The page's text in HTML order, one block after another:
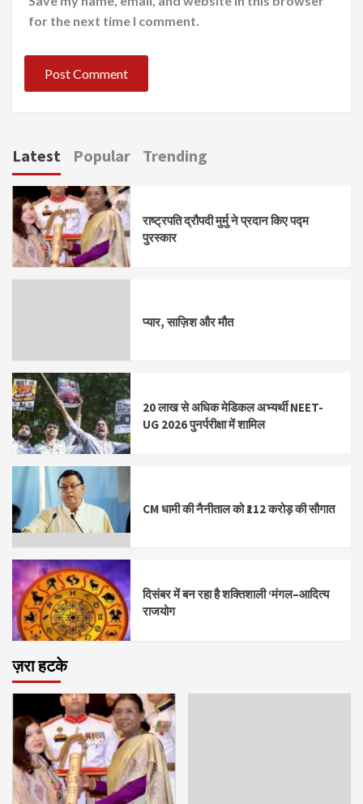
for the next time I comment.
Latest Popular Trending
राष्ट्रपति द्रौपदी मुर्मु ने प्रदान किए पद्म
पुरस्कार
प्यार, साज़िश और मौत
20 लाख से अधिक मेडिकल अभ्यर्थी NEET-
UG 2026 पुनर्परीक्षा में शामिल
CM धामी की नैनीताल को ₹112 करोड़ की सौगात
दिसंबर में बन रहा है शक्तिशाली ‘मंगल–आदित्य
राजयोग
ज़रा हटके